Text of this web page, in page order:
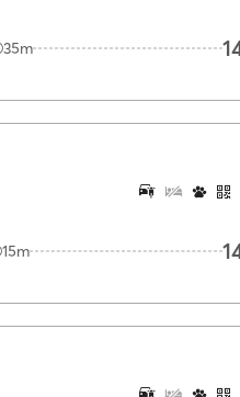
35m
15m